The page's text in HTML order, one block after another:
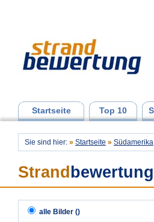
Startseite Top 10
Sie sind hier: » Startseite » Südamerika
Strand bewertung
alle Bilder ()